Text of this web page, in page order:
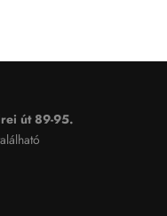
út 89-95.